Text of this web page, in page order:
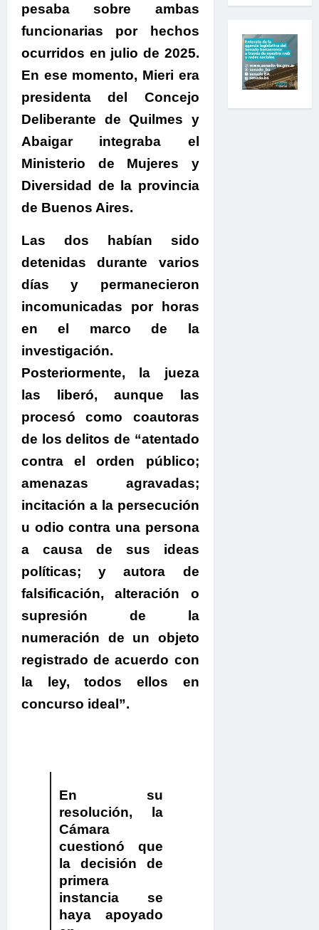
pesaba sobre ambas
funcionarias por hechos
ocurridos en julio de 2025.
En ese momento, Mieri era
presidenta del Concejo
Deliberante de Quilmes y
Abaigar integraba el
Ministerio de Mujeres y
Diversidad de la provincia
de Buenos Aires.
Las dos habían sido
detenidas durante varios
días y permanecieron
incomunicadas por horas
en el marco de la
investigación.
Posteriormente, la jueza
las liberó, aunque las
procesó como coautoras
de los delitos de “atentado
contra el orden público;
amenazas agravadas;
incitación a la persecución
u odio contra una persona
a causa de sus ideas
políticas; y autora de
falsificación, alteración o
supresión de la
numeración de un objeto
registrado de acuerdo con
la ley, todos ellos en
concurso ideal”.
En su
resolución, la
Cámara
cuestionó que
la decisión de
primera
instancia se
haya apoyado